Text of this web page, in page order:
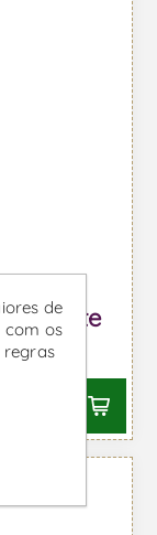
de
com os
regras